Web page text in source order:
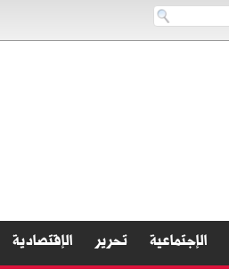
الإجتماعية تحرير الإقتصادية